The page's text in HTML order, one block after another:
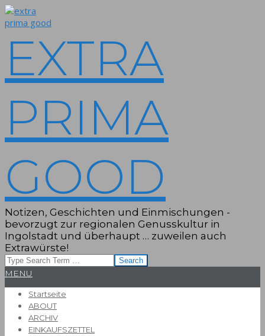
Skip
to
EXTRA
PRIMA
GOOD
Notizen, Geschichten und Einmischungen -
bevorzugt zur regionalen Genusskultur in
Ingolstadt und überhaupt … zuweilen auch
Extrawürste!
Search
Primary
Menu
MENU
Startseite
ABOUT
ARCHIV
EINKAUFSZETTEL